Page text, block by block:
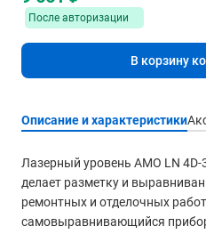
После авторизации
В корзину
Описание и характеристики
Лазерный уровень AMO LN
делает разметку и
ремонтных и отделочных
самовыравнивающийся